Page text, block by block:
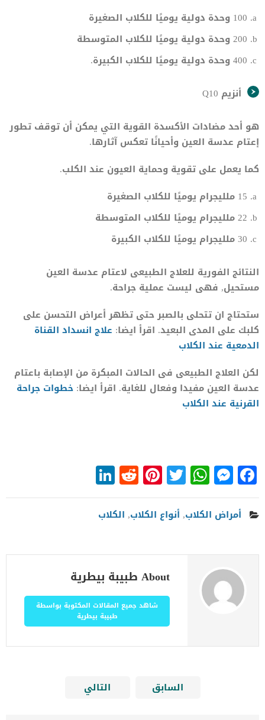
100 وحدة دولية يوميًا للكلاب الصغيرة
200 وحدة دولية يوميًا للكلاب المتوسطة
400 وحدة دولية يوميًا للكلاب الكبيرة.
أنزيم Q10
هو أحد مضادات الأكسدة القوية التي يمكن أن توقف تطور
إعتام عدسة العين وأحيانًا تعكس آثارها.
كما يعمل على تقوية وحماية العيون عند الكلب.
15 ملليجرام يوميًا للكلاب الصغيرة
22 ملليجرام يوميًا للكلاب المتوسطة
30 ملليجرام يوميًا للكلاب الكبيرة
النتائج الفورية للعلاج الطبيعى لاعتام عدسة العين
مستحيل, فهى ليست عملية جراحة.
ستحتاج ان تتحلى بالصبر حتى تظهر أعراض التحسن على
كلبك على المدى البعيد. اقرأ ايضا: علاج انسداد القناة
الدمعية عند الكلاب
لكن العلاج الطبيعى فى الحالات المبكرة من الإصابة باعتام
عدسة العين مفيدا وفعال للغاية. اقرأ ايضا: خطوات جراحة
القرنية عند الكلاب
Facebook
Messenger
WhatsApp
Twitter
Pinterest
Reddit
أمراض الكلاب, أنواع الكلاب, الكلاب
About طبيبة بيطرية
شاهد جميع المقالات المكتوبة بواسطة
طبيبة بيطرية
السابق التالي